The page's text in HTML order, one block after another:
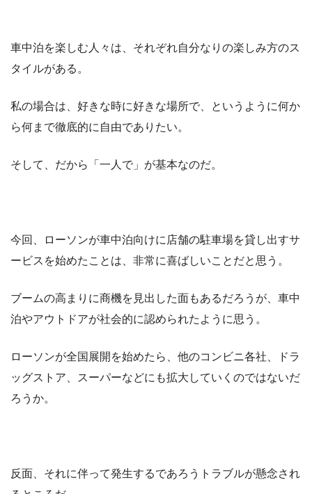
車中泊を楽しむ人々は、それぞれ自分なりの楽しみ方のス
タイルがある。
私の場合は、好きな時に好きな場所で、というように何か
ら何まで徹底的に自由でありたい。
そして、だから「一人で」が基本なのだ。
今回、ローソンが車中泊向けに店舗の駐車場を貸し出すサ
ービスを始めたことは、非常に喜ばしいことだと思う。
ブームの高まりに商機を見出した面もあるだろうが、車中
泊やアウトドアが社会的に認められたように思う。
ローソンが全国展開を始めたら、他のコンビニ各社、ドラ
ッグストア、スーパーなどにも拡大していくのではないだ
ろうか。
反面、それに伴って発生するであろうトラブルが懸念され